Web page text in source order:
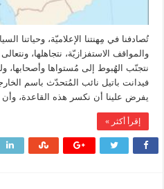
تُصادفنا في مِهنتنا الإعلاميّة، وحياتنا
والمواقف الاستفزازيّة، نتجاهلها، ونتعالى
نتجنّب الهُبوط إلى مُستواها وأصحابها،
فيدانت باتيل نائب المُتحدّث باسم
يفرض علينا أن نكسر هذه القاعدة،
إقرأ أكثر »